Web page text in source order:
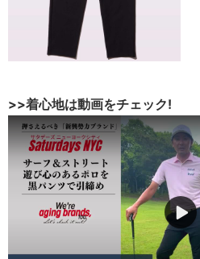
>>着心地は動画をチェック!